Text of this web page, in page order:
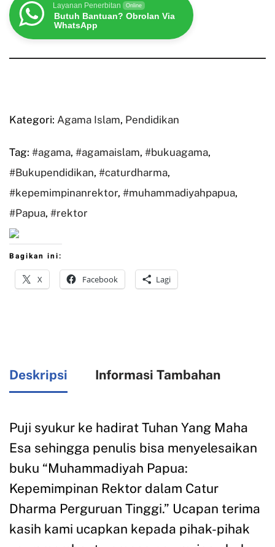
Layanan Penerbitan Online
Butuh Bantuan? Obrolan Via
WhatsApp
Kategori: Agama Islam, Pendidikan
Tag: #agama, #agamaislam, #bukuagama,
#Bukupendidikan, #caturdharma,
#kepemimpinanrektor, #muhammadiyahpapua,
#Papua, #rektor
Bagikan ini:
X Facebook Lagi
Deskripsi Informasi Tambahan
Puji syukur ke hadirat Tuhan Yang Maha
Esa sehingga penulis bisa menyelesaikan
buku “Muhammadiyah Papua:
Kepemimpinan Rektor dalam Catur
Dharma Perguruan Tinggi.” Ucapan terima
kasih kami ucapkan kepada pihak-pihak